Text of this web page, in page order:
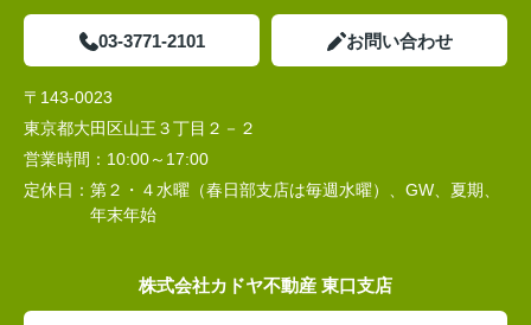
03-3771-2101 お問い合わせ
〒143-0023
東京都大田区山王３丁目２－２
営業時間： 10:00～17:00
定休日： 第２・４水曜（春日部支店は毎週水曜）、GW、夏期、
年末年始
株式会社カドヤ不動産 東口支店